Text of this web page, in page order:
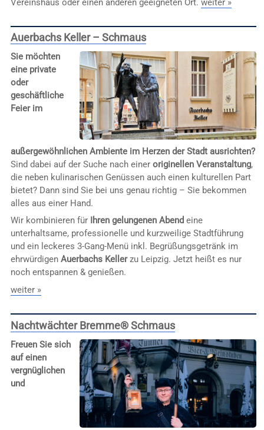
Vereinshaus oder einen anderen geeigneten Ort. weiter »
Auerbachs Keller – Schmaus
Sie möchten
eine private
oder
geschäftliche
Feier im
außergewöhnlichen Ambiente im Herzen der Stadt ausrichten?
Sind dabei auf der Suche nach einer originellen Veranstaltung,
die neben kulinarischen Genüssen auch einen kulturellen Part
bietet? Dann sind Sie bei uns genau richtig – Sie bekommen
alles aus einer Hand.
Wir kombinieren für
Ihren gelungenen Abend eine
unterhaltsame, professionelle und kurzweilige Stadtführung
und ein leckeres 3-Gang-Menü inkl. Begrüßungsgetränk im
ehrwürdigen Auerbachs Kellerzu Leipzig. Jetzt heißt es nur
noch entspannen & genießen.
weiter »
Nachtwächter Bremme® Schmaus
Freuen Sie sich
auf einen
vergnüglichen
und